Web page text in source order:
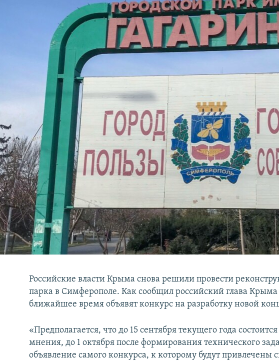
Российские власти Крыма снова решили провести
парка в Симферополе. Как сообщил российский глава Крыма
ближайшее время объявят конкурс на разработку новой
«Предполагается, что до 15 сентября текущего года
мнения, до 1 октября после формирования технического
объявление самого конкурса, к которому будут привлечены